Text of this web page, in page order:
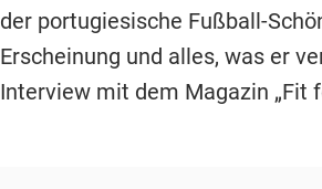
der portugiesische Fußball-
Erscheinung und alles, was er
Interview mit dem Magazin „Fit